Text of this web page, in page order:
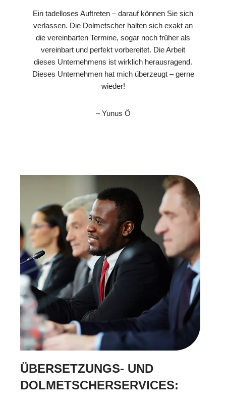
Ein tadelloses Auftreten – darauf können Sie sich
verlassen. Die Dolmetscher halten sich exakt an
die vereinbarten Termine, sogar noch früher als
vereinbart und perfekt vorbereitet. Die Arbeit
dieses Unternehmens ist wirklich herausragend.
Dieses Unternehmen hat mich überzeugt – gerne
wieder!
– Yunus Ö
ÜBERSETZUNGS- UND
DOLMETSCHERSERVICES: